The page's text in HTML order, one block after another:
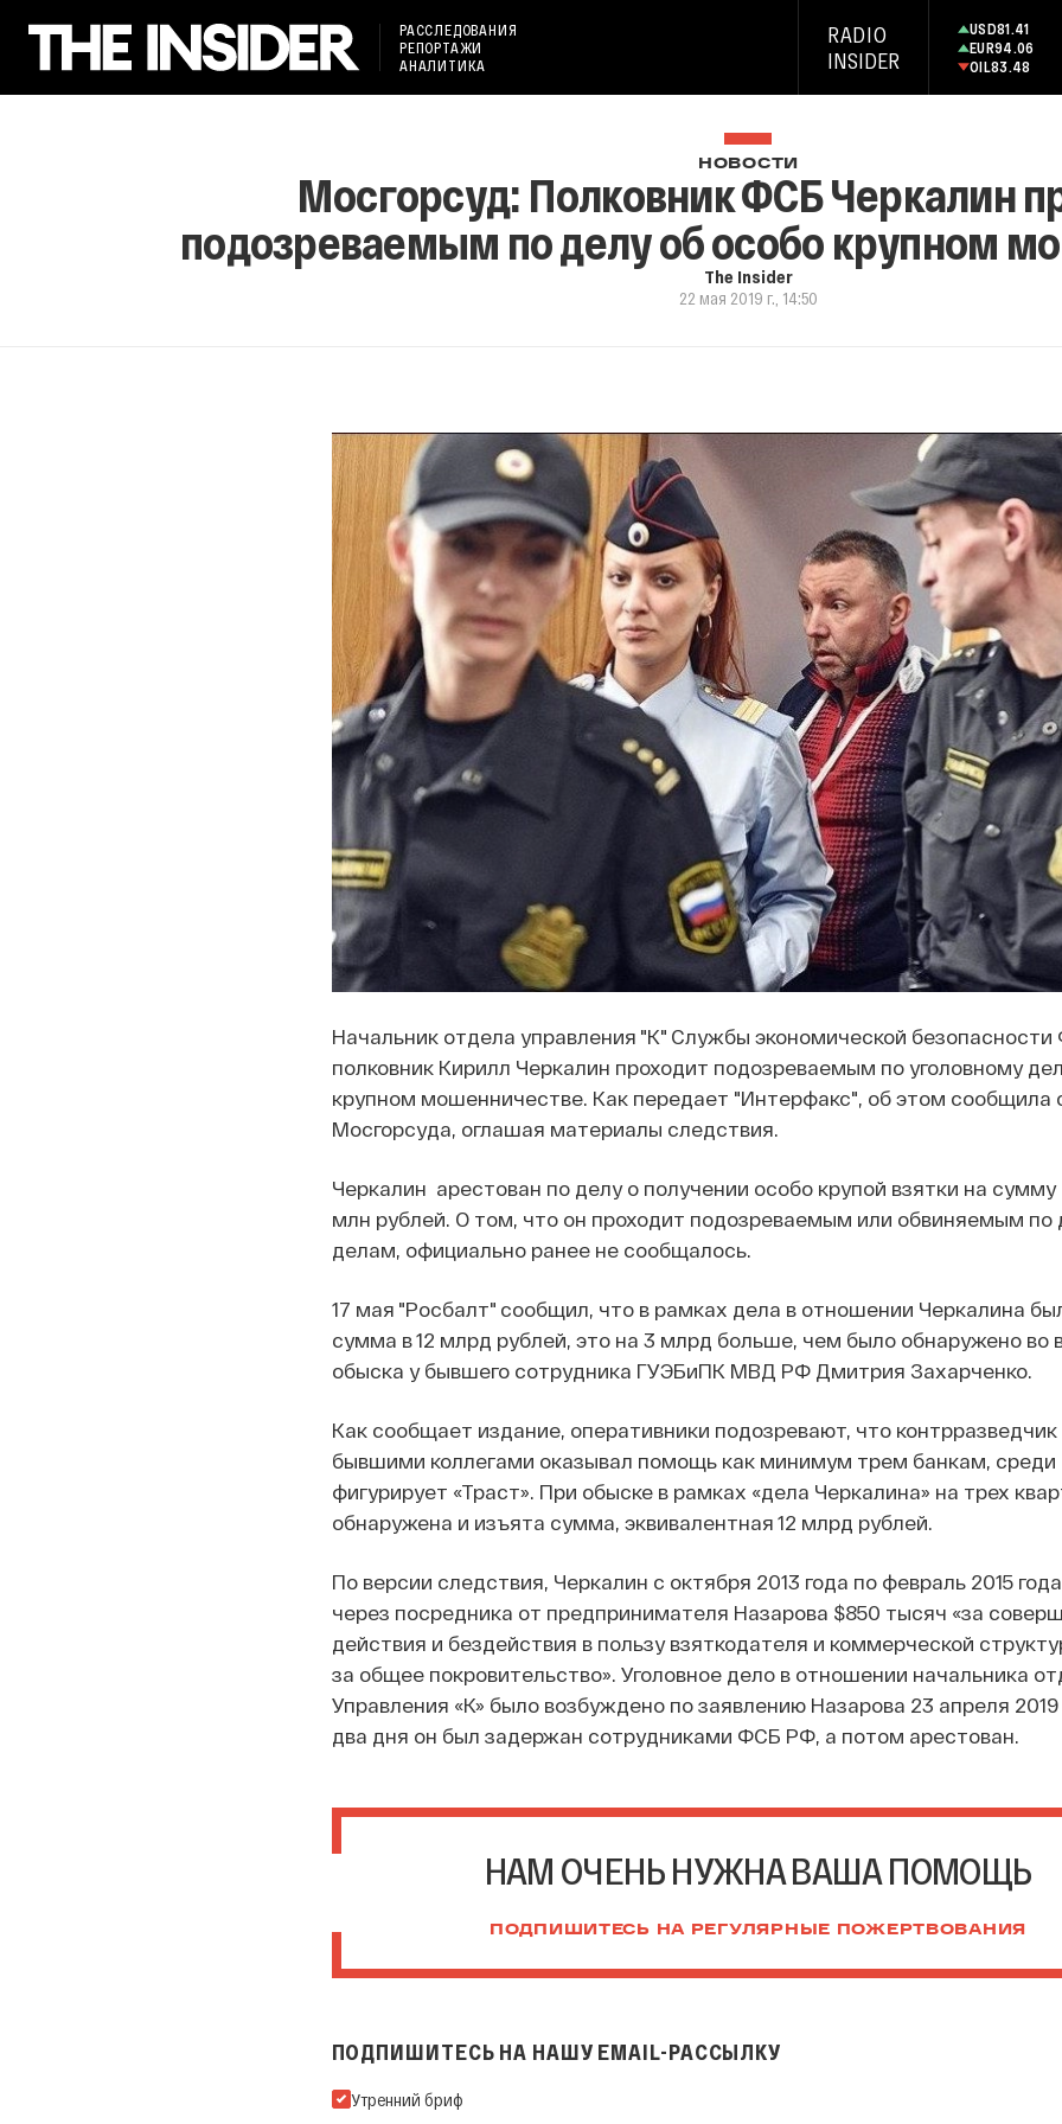
РАССЛЕДОВАНИЯ
РЕПОРТАЖИ
АНАЛИТИКА
RADIO
INSIDER
USD81.41
EUR94.06
OIL83.48
НОВОСТИ
Мосгорсуд: Полковник ФСБ Черкалин
подозреваемым по делу об особо крупном
The Insider
22 мая 2019 г., 14:50
Начальник отдела управления "К" Службы экономической
полковник Кирилл Черкалин проходит подозреваемым по уголовному
крупном мошенничестве. Как передает "Интерфакс", об этом сообщила
Мосгорсуда, оглашая материалы следствия.
Черкалин арестован по делу о получении особо крупой взятки на
млн рублей. О том, что он проходит подозреваемым или обвиняемым по
делам, официально ранее не сообщалось.
17 мая "Росбалт" сообщил, что в рамках дела в отношении Черкалина
сумма в 12 млрд рублей, это на 3 млрд больше, чем было обнаружено во
обыска у бывшего сотрудника ГУЭБиПК МВД РФ Дмитрия Захарченко.
Как сообщает издание, оперативники подозревают, что
бывшими коллегами оказывал помощь как минимум трем банкам, среди
фигурирует «Траст». При обыске в рамках «дела Черкалина» на трех
обнаружена и изъята сумма, эквивалентная 12 млрд рублей.
По версии следствия, Черкалин с октября 2013 года по февраль 2015
через посредника от предпринимателя Назарова $850 тысяч «за
действия и бездействия в пользу взяткодателя и коммерческой
за общее покровительство». Уголовное дело в отношении начальника
Управления «К» было возбуждено по заявлению Назарова 23 апреля 2019
два дня он был задержан сотрудниками ФСБ РФ, а потом арестован.
НАМ ОЧЕНЬ НУЖНА ВАША ПОМОЩЬ
ПОДПИШИТЕСЬ НА РЕГУЛЯРНЫЕ ПОЖЕРТВОВАНИЯ
ПОДПИШИТЕСЬ НА НАШУ EMAIL-РАССЫЛКУ
Подпишитесь на нашу Email-рассылку
Утренний бриф